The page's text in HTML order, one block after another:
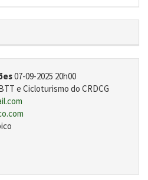
07-09-2025 20h00
e Cicloturismo do CRDCG